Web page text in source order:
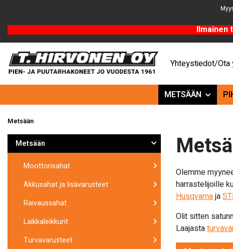
Ilmainen
Yhteystiedot/Ota
METSÄÄN
Metsään
Metsään
Moottorisahat
Akkusahat ja lisävarusteet
Raivaussahat
Laikkaleikkurit
Turvavarusteet
Olemme
harrastelijoille
Husqvarnaja
Olit sitten
Laajasta